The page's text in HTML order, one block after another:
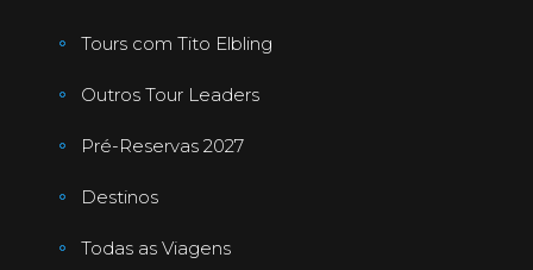
Tours com Tito Elbling
Outros Tour Leaders
Pré-Reservas 2027
Destinos
Todas as Viagens